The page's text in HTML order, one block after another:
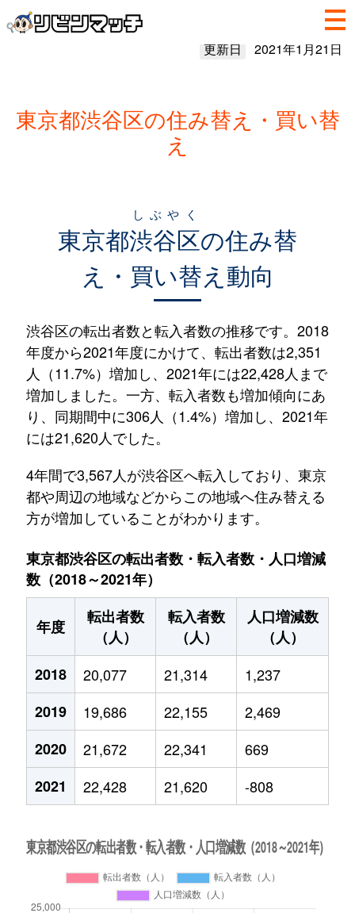
更新日 2021年1月21日
東京都渋谷区の住み替え・買い替
え
東京都渋谷区
しぶやく
の住み替
え・買い替え動向
渋谷区の転出者数と転入者数の推移です。2018
年度から2021年度にかけて、転出者数は2,351
人（11.7%）増加し、2021年には22,428人まで
増加しました。一方、転入者数も増加傾向にあ
り、同期間中に306人（1.4%）増加し、2021年
には21,620人でした。
4年間で3,567人が渋谷区へ転入しており、東京
都や周辺の地域などからこの地域へ住み替える
方が増加していることがわかります。
東京都渋谷区の転出者数・転入者数・人口増減
数（2018～2021年）
年度
転出者数
（人）
転入者数
（人）
人口増減数
（人）
2018
20,077 21,314
1,237
2019
19,686 22,155
2,469
2020
21,672 22,341
669
2021
22,428 21,620 -808